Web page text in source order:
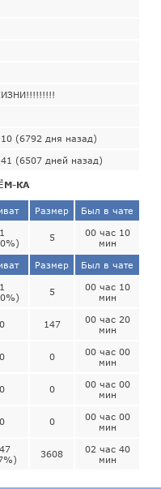
(6792 дня назад)
(6507 дней назад)
КА
Размер Был в чате
1
5
00 час 10
мин
Размер Был в чате
1
5
00 час 10
мин
0 147
00 час 20
мин
0 0
00 час 00
мин
0 0
00 час 00
мин
0 0
00 час 00
мин
3608
02 час 40
мин